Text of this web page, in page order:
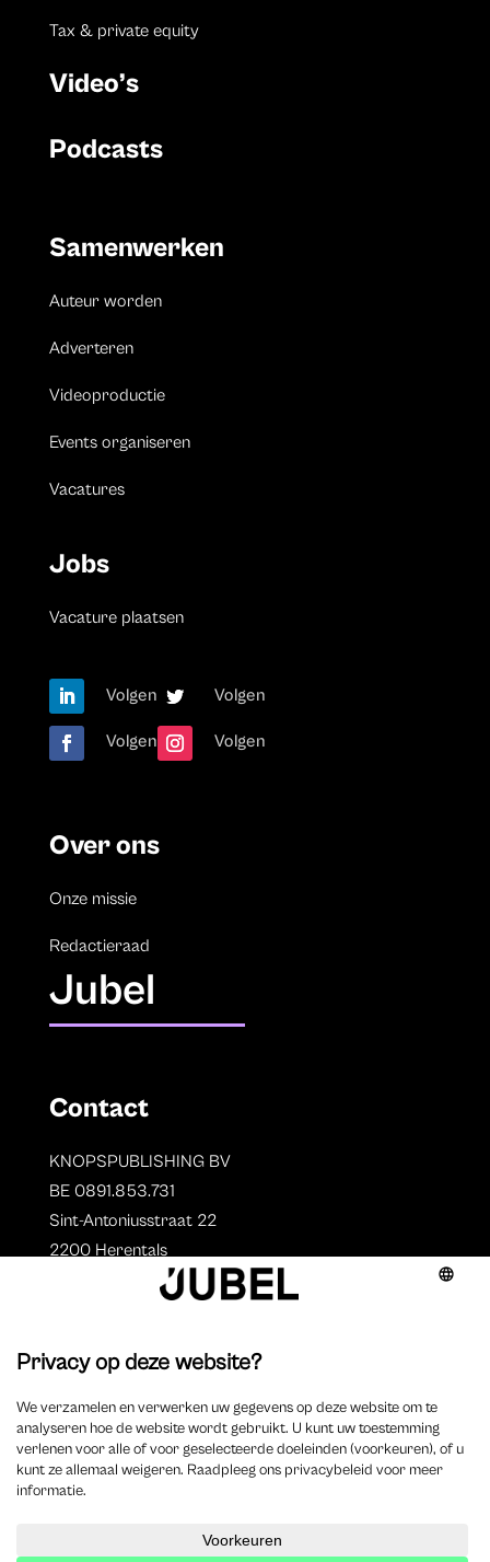
Tax & private equity
Video’s
Podcasts
Samenwerken
Auteur worden
Adverteren
Videoproductie
Events organiseren
Vacatures
Jobs
Vacature plaatsen
Volgen Volgen
Volgen Volgen
Over ons
Onze missie
Redactieraad
Jubel
Contact
KNOPSPUBLISHING BV
BE 0891.853.731
Sint-Antoniusstraat 22
2200 Herentals
Auteurs
Overzicht auteurs
Auteur worden?